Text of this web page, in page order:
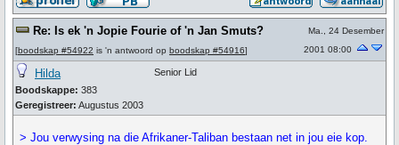
Re: Is ek 'n Jopie Fourie of 'n Jan Smuts?
[boodskap #54922 is 'n antwoord op boodskap #54916]
Ma., 24 Desember
2001 08:00
Hilda
Boodskappe: 383
Geregistreer: Augustus 2003
Senior Lid
> Jou verwysing na die Afrikaner-Taliban bestaan net in jou eie kop.